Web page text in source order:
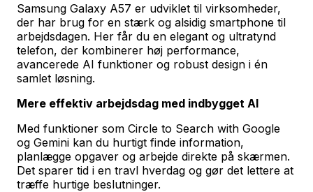
Samsung Galaxy A57 er udviklet til virksomheder,
der har brug for en stærk og alsidig smartphone til
arbejdsdagen. Her får du en elegant og ultratynd
telefon, der kombinerer høj performance,
avancerede AI funktioner og robust design i én
samlet løsning.
Mere effektiv arbejdsdag med indbygget AI
Med funktioner som Circle to Search with Google
og Gemini kan du hurtigt finde information,
planlægge opgaver og arbejde direkte på skærmen.
Det sparer tid i en travl hverdag og gør det lettere at
træffe hurtige beslutninger.